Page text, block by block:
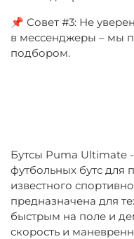
📌 Совет #3: Не
в мессенджеры – мы
подбором.
Бутсы Puma Ultimate
футбольных бутс для
известного
предназначена для
быстрым на поле и
скорость и